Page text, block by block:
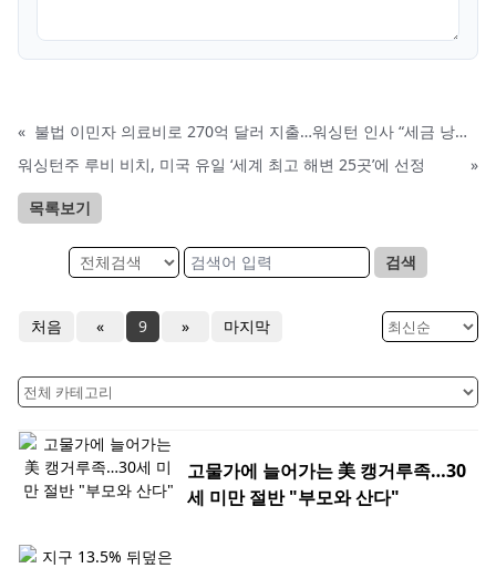
«
불법 이민자 의료비로 270억 달러 지출…워싱턴 인사 “세금 낭비 심각”
워싱턴주 루비 비치, 미국 유일 ‘세계 최고 해변 25곳’에 선정
»
목록보기
검색
처음 « 9 » 마지막
고물가에 늘어가는 美 캥거루족…30
세 미만 절반 "부모와 산다"